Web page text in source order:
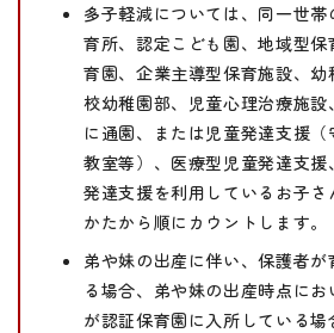
多子軽減については、同一世
育所、認定こども園、地域型
育園、企業主導型保育施設、
校幼稚園部、児童心理治療施
に通園、または児童発達支援
教室等）、医療型児童発達支
発達支援を利用しているお子さ
かたから順にカウントします。
弟や妹の出産に伴い、保護者が
る場合、弟や妹の出産時点に
が認証保育園に入所している場